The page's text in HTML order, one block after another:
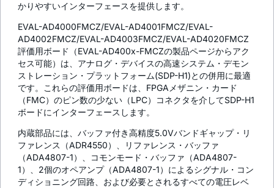
かりやすいインターフェースを提供します。
EVAL-AD4000FMCZ/EVAL-AD4001FMCZ/EVAL-
AD4002FMCZ/EVAL-AD4003FMCZ/EVAL-AD4020FMCZ
評価用ボード（EVAL-AD400x-FMCZの製品ページからアク
セス可能）は、アナログ・デバイスの高速システム・デモン
ストレーション・プラットフォーム(SDP-H1)との併用に最適
です。これらの評価用ボードは、FPGAメザニン・カード
（FMC）のピン数の少ない（LPC）コネクタを介してSDP-H1
ボードにインターフェースします。
内蔵部品には、バッファ付き高精度5.0Vバンドギャップ・リ
ファレンス（ADR4550）、リファレンス・バッファ
（ADA4807-1）、コモンモード・バッファ（ADA4807-
1）、2個のオペアンプ（ADA4807-1）によるシグナル・コン
ディショニング回路、および必要とされるすべての電圧レベ